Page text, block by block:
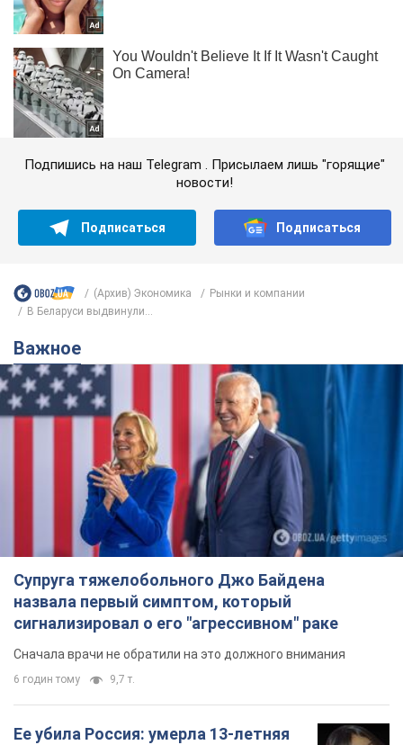
Подпишись на наш Telegram . Присылаем лишь "горящие"
новости!
Подписаться Подписаться
(Архив) Экономика
Рынки и компании
В Беларуси выдвинули...
Важное
Супруга тяжелобольного Джо Байдена
назвала первый симптом, который
сигнализировал о его "агрессивном" раке
Сначала врачи не обратили на это должного внимания
6 годин тому 9,7 т.
Ее убила Россия: умерла 13-летняя